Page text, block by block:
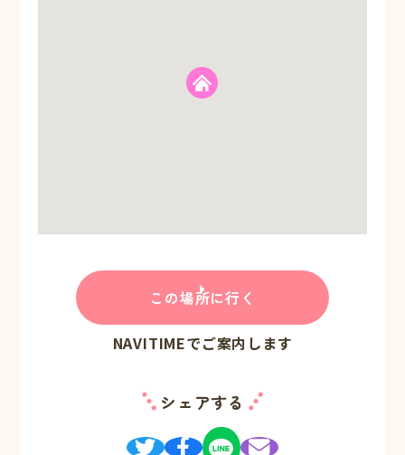
この場所に行く
NAVITIMEでご案内します
シェアする